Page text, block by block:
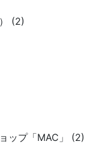
(2)
ップ「MAC」 (2)